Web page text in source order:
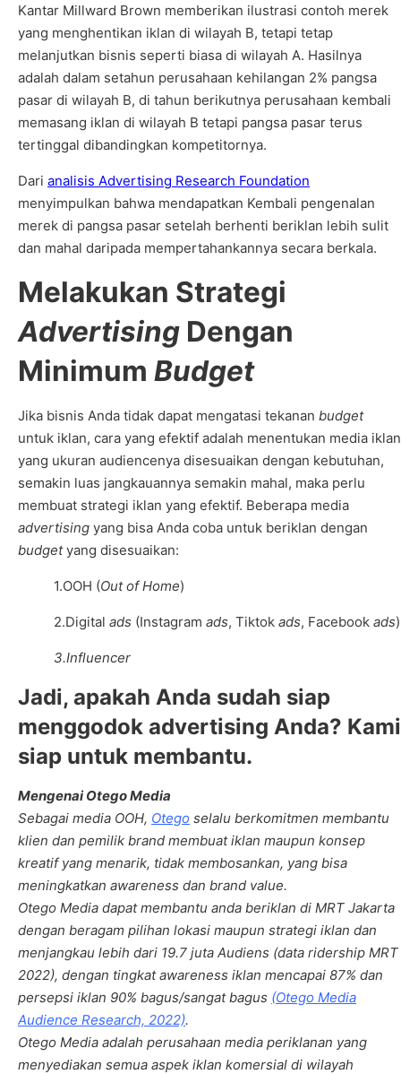
Kantar Millward Brown memberikan ilustrasi contoh merek
yang menghentikan iklan di wilayah B, tetapi tetap
melanjutkan bisnis seperti biasa di wilayah A. Hasilnya
adalah dalam setahun perusahaan kehilangan 2% pangsa
pasar di wilayah B, di tahun berikutnya perusahaan kembali
memasang iklan di wilayah B tetapi pangsa pasar terus
tertinggal dibandingkan kompetitornya.
Dari analisis Advertising Research Foundation
menyimpulkan bahwa mendapatkan Kembali pengenalan
merek di pangsa pasar setelah berhenti beriklan lebih sulit
dan mahal daripada mempertahankannya secara berkala.
Melakukan Strategi
Advertising Dengan
Minimum Budget
Jika bisnis Anda tidak dapat mengatasi tekanan budget
untuk iklan, cara yang efektif adalah menentukan media iklan
yang ukuran audiencenya disesuaikan dengan kebutuhan,
semakin luas jangkauannya semakin mahal, maka perlu
membuat strategi iklan yang efektif. Beberapa media
advertising yang bisa Anda coba untuk beriklan dengan
budgetyang disesuaikan:
1.OOH (Out of Home)
2.Digital ads (Instagram ads, Tiktok ads, Facebook ads)
3.Influencer
Jadi, apakah Anda sudah siap
menggodok advertising Anda? Kami
siap untuk membantu.
Mengenai Otego Media
Sebagai media OOH, Otego selalu berkomitmen membantu
klien dan pemilik brand membuat iklan maupun konsep
kreatif yang menarik, tidak membosankan, yang bisa
meningkatkan awareness dan brand value.
Otego Media dapat membantu anda beriklan di MRT Jakarta
dengan beragam pilihan lokasi maupun strategi iklan dan
menjangkau lebih dari 19.7 juta Audiens (data ridership MRT
2022), dengan tingkat awareness iklan mencapai 87% dan
persepsi iklan 90% bagus/sangat bagus (Otego Media
Audience Research, 2022).
Otego Media adalah perusahaan media periklanan yang
menyediakan semua aspek iklan komersial di wilayah